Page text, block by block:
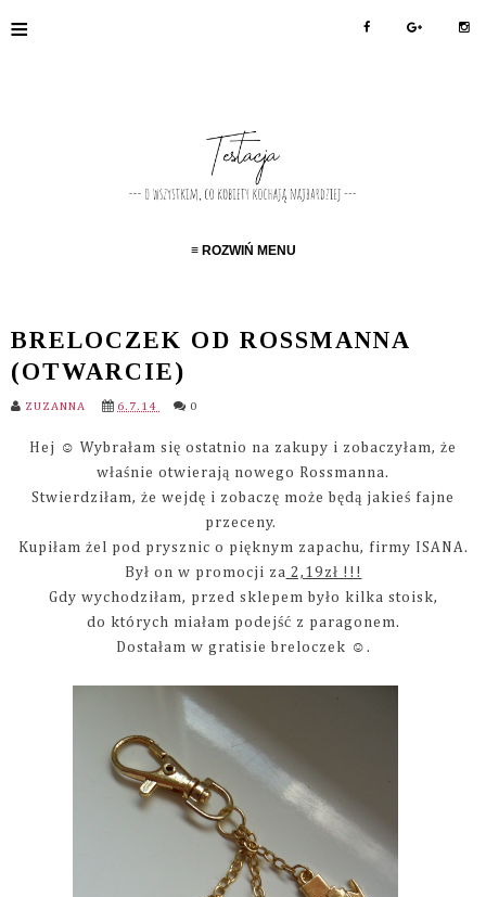
≡
≡ ROZWIŃ MENU
BRELOCZEK OD ROSSMANNA
(OTWARCIE)
ZUZANNA 6.7.14 0
Hej ☺ Wybrałam się ostatnio na zakupy i zobaczyłam, że
właśnie otwierają nowego Rossmanna.
Stwierdziłam, że wejdę i zobaczę może będą jakieś fajne
przeceny.
Kupiłam żel pod prysznic o pięknym zapachu, firmy ISANA.
Był on w promocji za 2,19zł !!!
Gdy wychodziłam, przed sklepem było kilka stoisk,
do których miałam podejść z paragonem.
Dostałam w gratisie breloczek ☺.